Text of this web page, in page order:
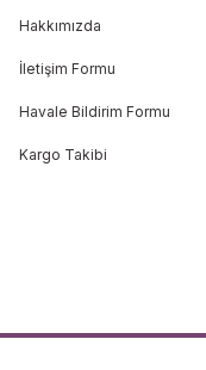
Hakkımızda
İletişim Formu
Havale Bildirim Formu
Kargo Takibi